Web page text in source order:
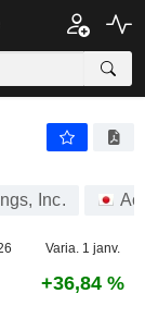
Inc.
Varia. 1 janv.
+36,84 %